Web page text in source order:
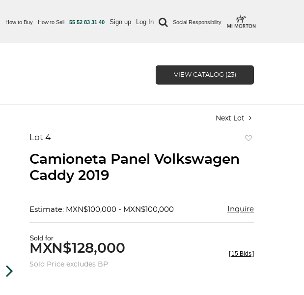
How to Buy How to Sell 55 52 83 31 40 Sign up Log In Social Responsibility
VIEW CATALOG (23)
Next Lot
Lot 4
Camioneta Panel Volkswagen
Caddy 2019
Estimate: MXN$100,000 - MXN$100,000 Inquire
Sold for
MXN$128,000
Sold Price excludes BP
[ 15 Bids]